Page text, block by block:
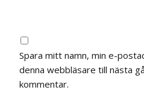
Spara mitt namn, min e-
denna webbläsare till nästa
kommentar.